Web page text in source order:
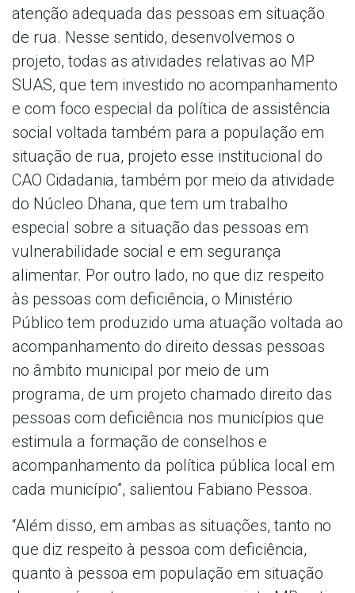
atenção adequada das pessoas em situação
de rua. Nesse sentido, desenvolvemos o
projeto, todas as atividades relativas ao MP
SUAS, que tem investido no acompanhamento
e com foco especial da política de assistência
social voltada também para a população em
situação de rua, projeto esse institucional do
CAO Cidadania, também por meio da atividade
do Núcleo Dhana, que tem um trabalho
especial sobre a situação das pessoas em
vulnerabilidade social e em segurança
alimentar. Por outro lado, no que diz respeito
às pessoas com deficiência, o Ministério
Público tem produzido uma atuação voltada ao
acompanhamento do direito dessas pessoas
no âmbito municipal por meio de um
programa, de um projeto chamado direito das
pessoas com deficiência nos municípios que
estimula a formação de conselhos e
acompanhamento da política pública local em
cada município”, salientou Fabiano Pessoa.
“Além disso, em ambas as situações, tanto no
que diz respeito à pessoa com deficiência,
quanto à pessoa em população em situação